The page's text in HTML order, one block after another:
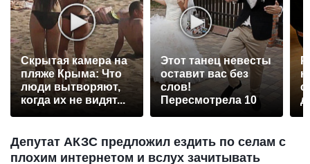
Скрытая камера на
пляже Крыма: Что
люди вытворяют,
когда их не видят...
Этот танец невесты
оставит вас без
слов!
Пересмотрела 10
Депутат АКЗС предложил ездить по селам с
плохим интернетом и вслух зачитывать